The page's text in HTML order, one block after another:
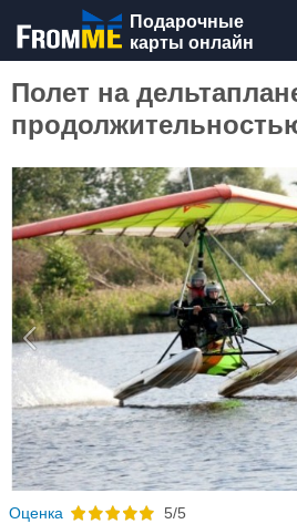
Подарочные
карты онлайн
Полет на
Previous
Oценка 5/5